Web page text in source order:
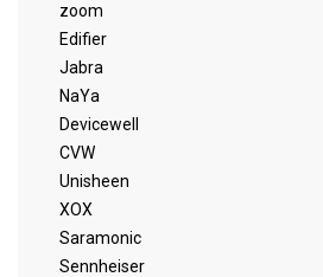
zoom
Edifier
Jabra
NaYa
Devicewell
CVW
Unisheen
XOX
Saramonic
Sennheiser